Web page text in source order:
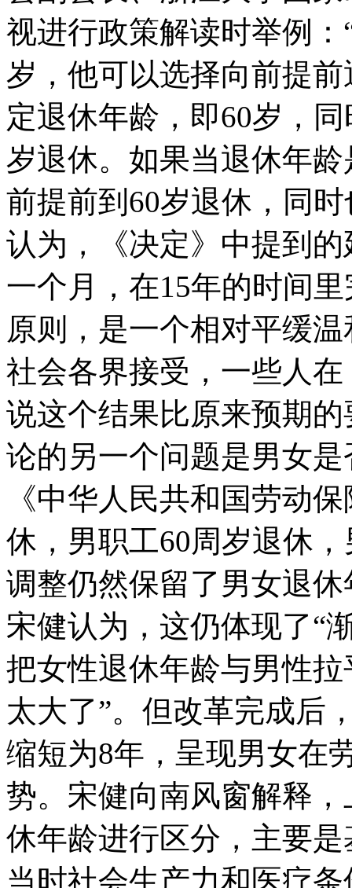
视进行政策解读时举例
岁，他可以选择向前提
定退休年龄，即60岁，
岁退休。如果当退休年
前提前到60岁退休，同
认为，《决定》中提到
一个月，在15年的时间
原则，是一个相对平缓
社会各界接受，一些人
说这个结果比原来预期
论的另一个问题是男女
《中华人民共和国劳动
休，男职工60周岁退休
调整仍然保留了男女退
宋健认为，这仍体现了“
把女性退休年龄与男性
太大了”。但改革完成后
缩短为8年，呈现男女在
势。宋健向南风窗解释
休年龄进行区分，主要
当时社会生产力和医疗